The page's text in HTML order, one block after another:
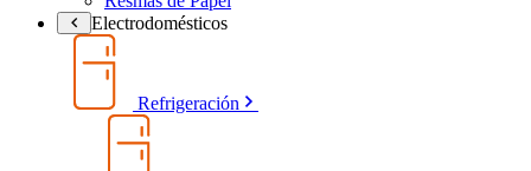
Electrodomésticos
Refrigeración